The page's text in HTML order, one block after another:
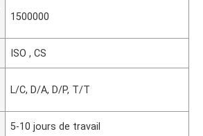
1500000
ISO , CS
L/C, D/A, D/P, T/T
5-10 jours de travail